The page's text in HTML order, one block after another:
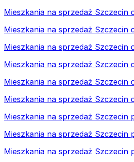
Mieszkania na sprzedaż Szczecin
Mieszkania na sprzedaż Szczecin
Mieszkania na sprzedaż Szczecin
Mieszkania na sprzedaż Szczecin
Mieszkania na sprzedaż Szczecin
Mieszkania na sprzedaż Szczecin
Mieszkania na sprzedaż Szczecin
Mieszkania na sprzedaż Szczecin
Mieszkania na sprzedaż Szczecin